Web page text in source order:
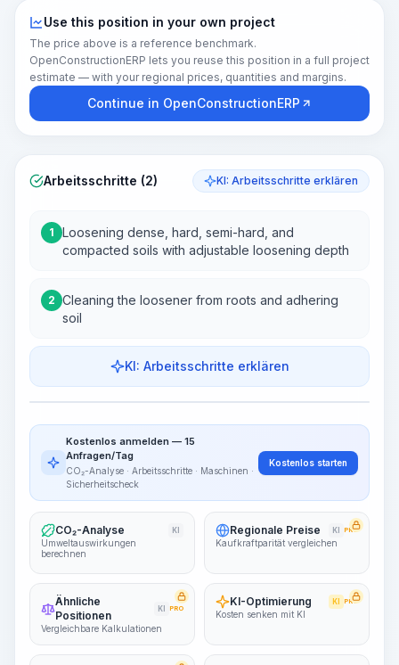
Use this position in your own project
The price above is a reference benchmark.
OpenConstructionERP lets you reuse this position in a full project
estimate — with your regional prices, quantities and margins.
Continue in OpenConstructionERP
Arbeitsschritte (2) KI: Arbeitsschritte erklären
1
Loosening dense, hard, semi-hard, and
compacted soils with adjustable loosening depth
2 Cleaning the loosener from roots and adhering
soil
KI: Arbeitsschritte erklären
Work Steps
~15-30 Sek.
Kostenlos anmelden — 15
Anfragen/Tag
CO₂-Analyse · Arbeitsschritte · Maschinen ·
Sicherheitscheck
Kostenlos starten
CO₂-Analyse KI
Umweltauswirkungen
berechnen
Regionale Preise KI PRO
Kaufkraftparität vergleichen
Ähnliche
Positionen
KI PRO
Vergleichbare Kalkulationen
KI-Optimierung KI PRO
Kosten senken mit KI